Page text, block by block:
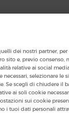
dei nostri partner,
sito e, previo
relative ai social
necessari, selezionare
Se scegli di chiudere il
ai soli cookie
sui cookie
i tuoi dati personali